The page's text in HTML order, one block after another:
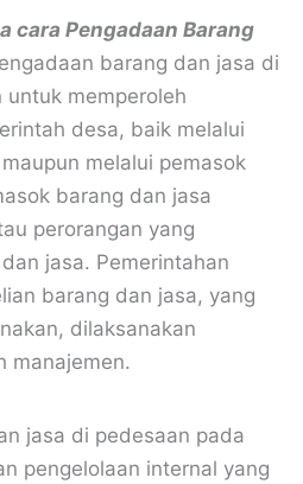
cara Pengadaan Barang
barang dan jasa di
memperoleh
desa, baik melalui
melalui pemasok
barang dan jasa
perorangan yang
jasa. Pemerintahan
barang dan jasa, yang
dilaksanakan
manajemen.
jasa di pedesaan pada
pengelolaan internal yang